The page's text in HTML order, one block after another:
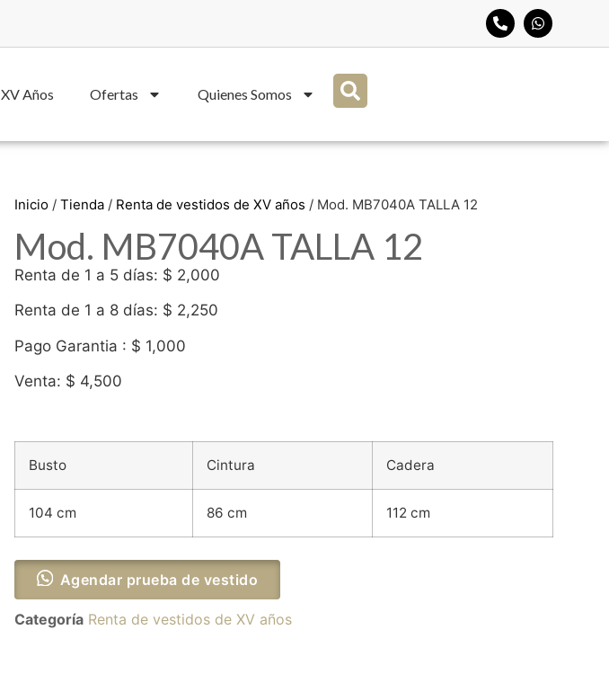
XV Años Ofertas Quienes Somos
Inicio / Tienda / Renta de vestidos de XV años / Mod. MB7040A TALLA 12
Mod. MB7040A TALLA 12
Renta de 1 a 5 días: $ 2,000
Renta de 1 a 8 días: $ 2,250
Pago Garantia : $ 1,000
Venta: $ 4,500
Busto Cintura Cadera
104 cm 86 cm 112 cm
Agendar prueba de vestido
Categoría Renta de vestidos de XV años